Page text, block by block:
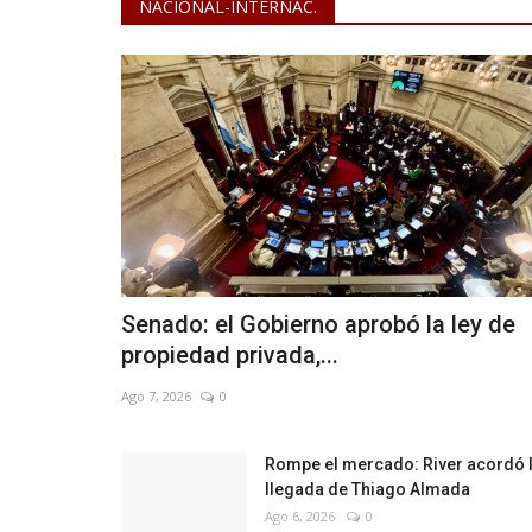
NACIONAL-INTERNAC.
Senado: el Gobierno aprobó la ley de
propiedad privada,...
Ago 7, 2026 0
Rompe el mercado: River acordó
llegada de Thiago Almada
Ago 6, 2026 0
Antirrábica en
Cultura
Charla sobre "Derechos
en la música"
Jul 16, 2024 0